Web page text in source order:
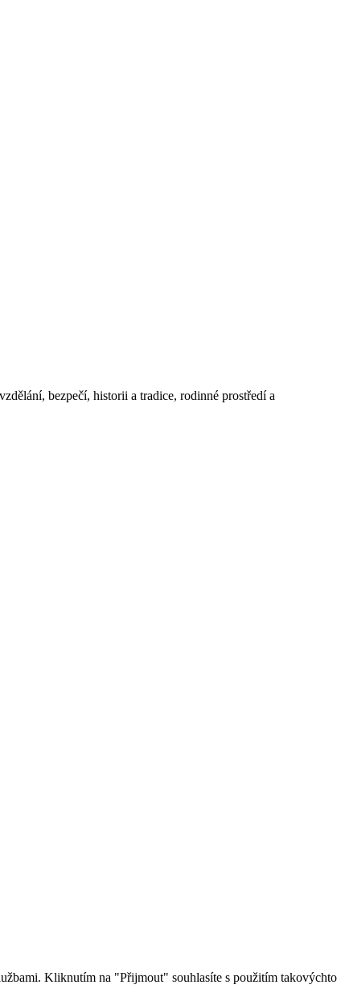
bezpečí, historii a tradice, rodinné prostředí a
Kliknutím na "Přijmout" souhlasíte s použitím takovýchto